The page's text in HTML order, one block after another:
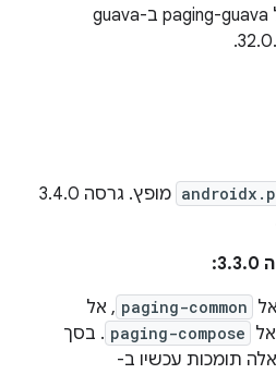
עדכנו את התלות של paging-guava ב-guava
מופץ. גרסה 3.4.0
paging-common , אל
paging-compose . בסך
תומכות עכשיו ב-